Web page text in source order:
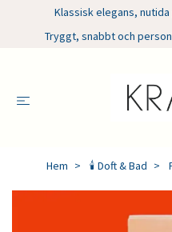
Klassisk elegans,
Tryggt, snabbt och
Hem 🕯️ Doft & Bad